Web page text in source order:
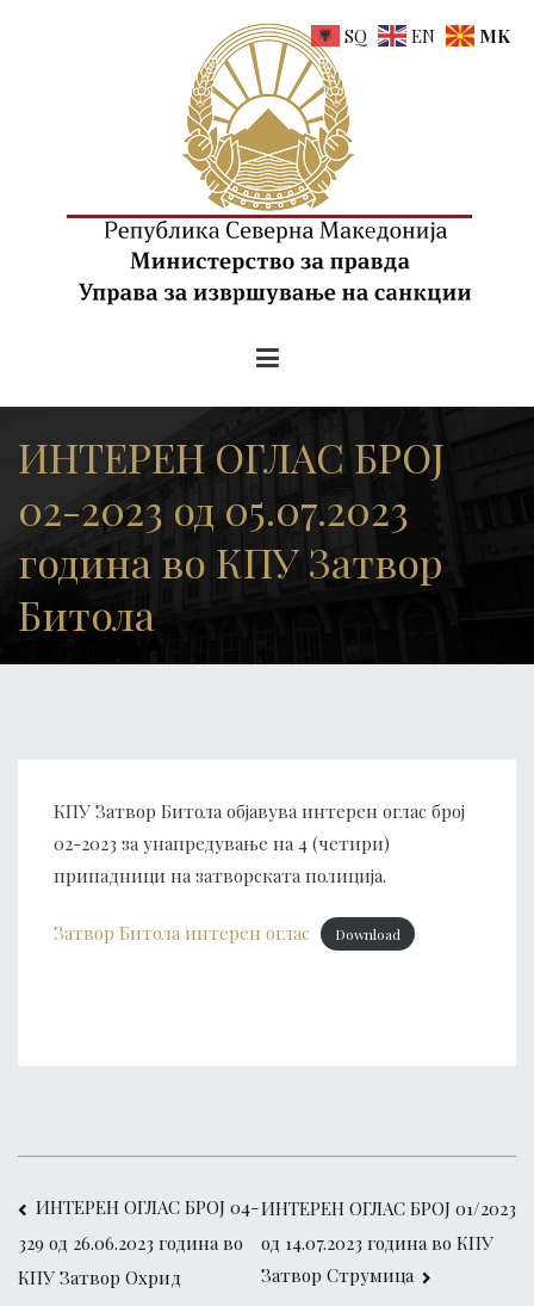
ИНТЕРЕН ОГЛАС БРОЈ
02-2023 од 05.07.2023
година во КПУ Затвор
Битола
КПУ Затвор Битола објавува интерен оглас број
02-2023 за унапредување на 4 (четири)
припадници на затворската полиција.
Затвор Битола интерен оглас Download
Post
navigation
ИНТЕРЕН ОГЛАС БРОЈ 04-
329 од 26.06.2023 година во
КПУ Затвор Охрид
ИНТЕРЕН ОГЛАС БРОЈ 01/2023
од 14.07.2023 година во КПУ
Затвор Струмица
SQ EN MK